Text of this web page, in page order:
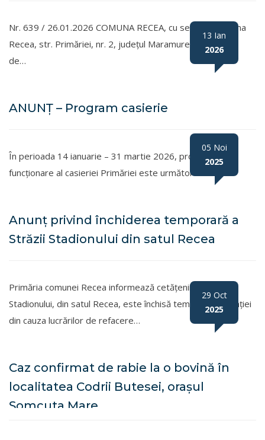
Comunei Recea și proprietate privată
aparținând persoanelor fizice asociate,
U.P. I Recea"
Nr. 639 / 26.01.2026 COMUNA RECEA, cu sediul în comuna
Recea, str. Primăriei, nr. 2, județul Maramureș, în calitate
de…
ANUNȚ – Program casierie
13 Ian
2026
În perioada 14 ianuarie – 31 martie 2026, programul de
funcționare al casieriei Primăriei este următorul:
Anunț privind închiderea temporară a
Străzii Stadionului din satul Recea
05 Noi
2025
Primăria comunei Recea informează cetățenii că Strada
Stadionului, din satul Recea, este închisă temporar circulației
din cauza lucrărilor de refacere…
Caz confirmat de rabie la o bovină în
localitatea Codrii Butesei, orașul
Șomcuta Mare
29 Oct
2025